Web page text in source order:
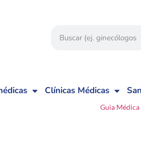
Clínicas Médicas
Guia Médica